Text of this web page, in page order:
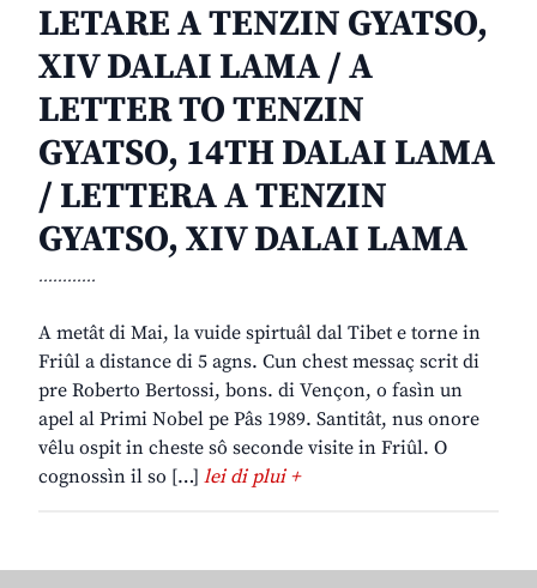
LETARE A TENZIN GYATSO,
XIV DALAI LAMA / A
LETTER TO TENZIN
GYATSO, 14TH DALAI LAMA
/ LETTERA A TENZIN
GYATSO, XIV DALAI LAMA
............
A metât di Mai, la vuide spirtuâl dal Tibet e torne in
Friûl a distance di 5 agns. Cun chest messaç scrit di
pre Roberto Bertossi, bons. di Vençon, o fasìn un
apel al Primi Nobel pe Pâs 1989. Santitât, nus onore
vêlu ospit in cheste sô seconde visite in Friûl. O
cognossìn il so […] lei di plui +